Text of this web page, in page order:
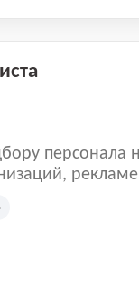
персонала
рекламе,